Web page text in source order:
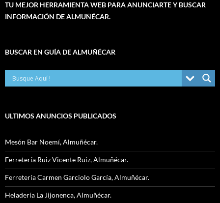
TU MEJOR HERRAMIENTA WEB PARA ANUNCIARTE Y BUSCAR
INFORMACIÓN DE ALMUÑÉCAR.
BUSCAR EN GUÍA DE ALMUÑÉCAR
ULTIMOS ANUNCIOS PUBLICADOS
Mesón Bar Noemí, Almuñécar.
Ferretería Ruiz Vicente Ruiz, Almuñécar.
Ferretería Carmen Garciolo García, Almuñécar.
Heladería La Jijonenca, Almuñécar.